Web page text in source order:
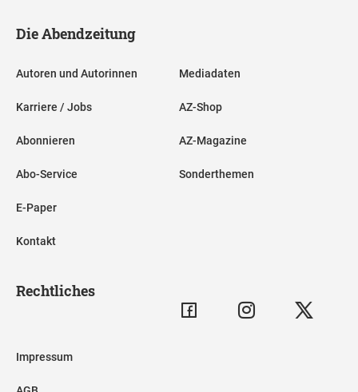
Die Abendzeitung
Autoren und Autorinnen
Karriere / Jobs
Abonnieren
Abo-Service
E-Paper
Kontakt
Mediadaten
AZ-Shop
AZ-Magazine
Sonderthemen
Rechtliches
Impressum